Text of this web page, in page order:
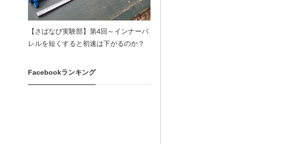
【さばなび実験部】第4回～インナーバ
レルを短くすると初速は下がるのか？
Facebookランキング